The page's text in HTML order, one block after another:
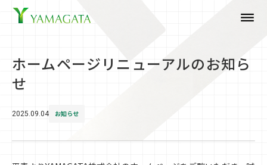
dehaze
ホームページリニューアルのお知ら
せ
2025.09.04 お知らせ